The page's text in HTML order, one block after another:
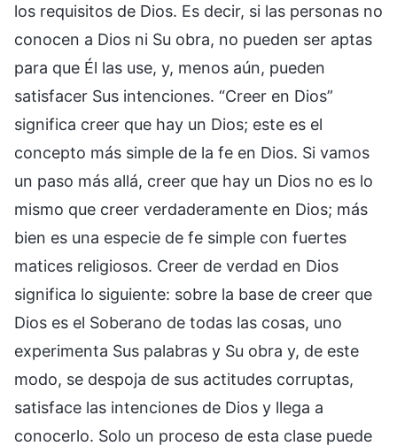
los requisitos de Dios. Es decir, si las personas no
conocen a Dios ni Su obra, no pueden ser aptas
para que Él las use, y, menos aún, pueden
satisfacer Sus intenciones. “Creer en Dios”
significa creer que hay un Dios; este es el
concepto más simple de la fe en Dios. Si vamos
un paso más allá, creer que hay un Dios no es lo
mismo que creer verdaderamente en Dios; más
bien es una especie de fe simple con fuertes
matices religiosos. Creer de verdad en Dios
significa lo siguiente: sobre la base de creer que
Dios es el Soberano de todas las cosas, uno
experimenta Sus palabras y Su obra y, de este
modo, se despoja de sus actitudes corruptas,
satisface las intenciones de Dios y llega a
conocerlo. Solo un proceso de esta clase puede